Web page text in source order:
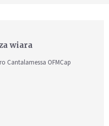
wiara
Cantalamessa OFMCap